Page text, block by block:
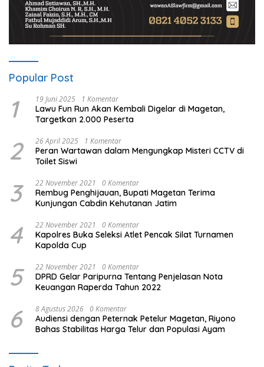
Popular Post
1 19 Juni 2025 1 Komentar
Lawu Fun Run Akan Kembali Digelar di Magetan,
Targetkan 2.000 Peserta
2 26 April 2025 1 Komentar
Peran Wartawan dalam Mengungkap Misteri CCTV di
Toilet Siswi
3 22 November 2021 0 Komentar
Rembug Penghijauan, Bupati Magetan Terima
Kunjungan Cabdin Kehutanan Jatim
4 22 November 2021 0 Komentar
Kapolres Buka Seleksi Atlet Pencak Silat Turnamen
Kapolda Cup
5 22 November 2021 0 Komentar
DPRD Gelar Paripurna Tentang Penjelasan Nota
Keuangan Raperda Tahun 2022
6 8 Agustus 2026 0 Komentar
Audiensi dengan Peternak Petelur Magetan, Riyono
Bahas Stabilitas Harga Telur dan Populasi Ayam